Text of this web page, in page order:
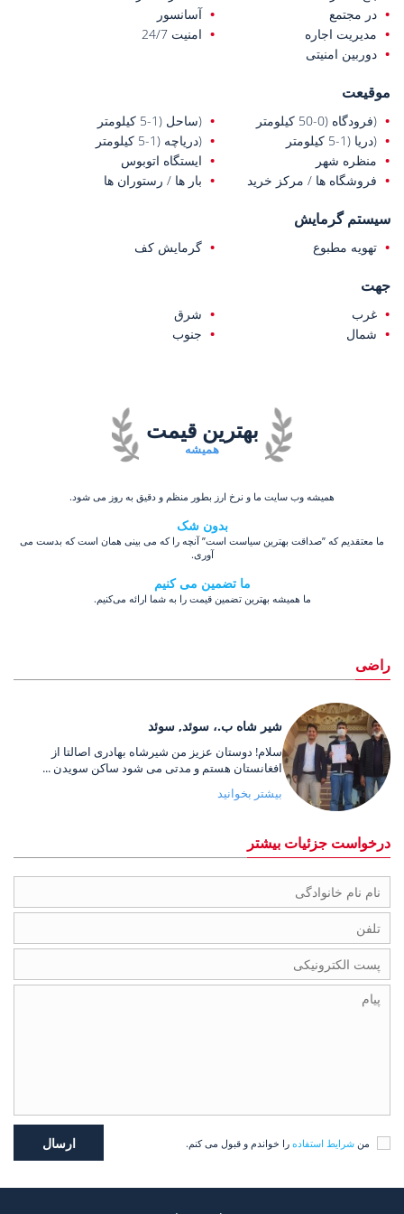
در مجتمع
آسانسور
مدیریت اجاره
امنیت 24/7
دوربین امنیتی
موقیعت
(فرودگاه (0-50 کیلومتر
(ساحل (1-5 کیلومتر
(دریا (1-5 کیلومتر
(دریاچه (1-5 کیلومتر
منظره شهر
ایستگاه اتوبوس
فروشگاه ها / مرکز خرید
بار ها / رستوران ها
سیستم گرمایش
تهویه مطبوع گرمایش کف
جهت
غرب
شرق
شمال
جنوب
همیشه
بهترین قیمت
همیشه وب سایت ما و نرخ ارز بطور منظم و دقیق به روز می شود.
بدون شک
ما معتقدیم که ”صداقت بهترین سیاست است” آنچه را که می بینی همان است که بدست می
آوری.
ما تضمین می کنیم
ما همیشه بهترین تضمین قیمت را به شما ارائه می‌کنیم.
راضی
شیر شاه ب.، سوئد, سوئد
سلام! دوستان عزیز من شیرشاه بهادری اصالتا از
افغانستان هستم و مدتی می شود ساکن سویدن ...
بیشتر بخوانید
درخواست جزئیات بیشتر
من شرایط استفاده را خواندم و قبول می کنم.